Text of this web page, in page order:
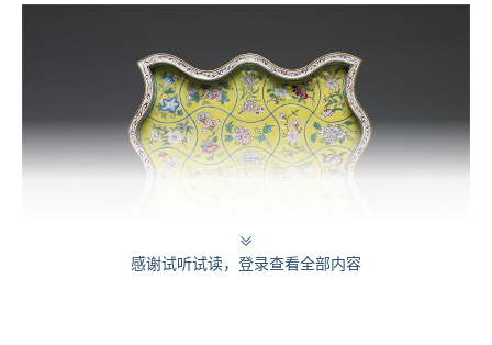
感谢试听试读，登录查看全部内容